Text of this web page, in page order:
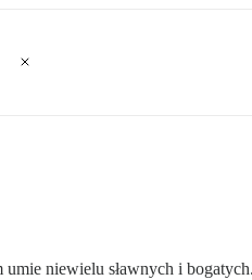
niewielu sławnych i